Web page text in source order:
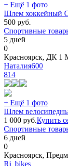
+ Ещё 1 фото
Шлем хоккейный
500 руб.
Спортивные
5 дней
0
Красноярск, ДК 1
Наталия600
814
+ Ещё 1 фото
Шлем
1 000 руб.Купить
Спортивные
6 дней
0
Красноярск,
Ri_bikes